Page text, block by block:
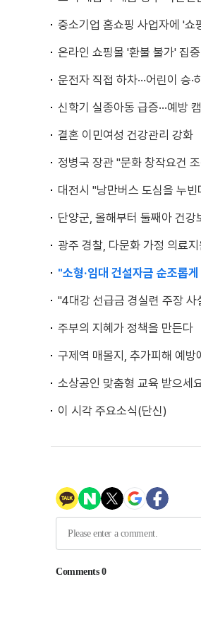
중소기업 홈쇼핑 사업자에 '쇼
온라인 쇼핑몰 '환불 불가' 집
운전자 직접 하차···어린이 승·
신학기 실종아동 급증···예방
결혼 이민여성 건강관리 강화
정병국 장관 "문화 창작요건
대전시 "낭만버스 도심을 누빈
단양군, 올해부터 둘째아 건강
광주 경찰, 다문화 가정 의료지
"소형·임대 건설자금 순조롭
"4대강 선급금 경실련 주장 사
주부의 지혜가 정책을 만든다
구제역 매몰지, 추가피해 예
소상공인 맞춤형 교육 받으세
이 시각 주요소식(단신)